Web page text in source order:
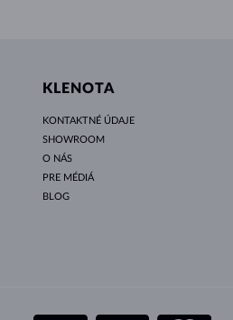
KLENOTA
KONTAKTNÉ ÚDAJE
SHOWROOM
O NÁS
PRE MÉDIÁ
BLOG